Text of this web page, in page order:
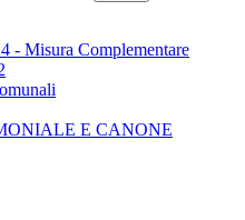
- Misura Complementare
E CANONE